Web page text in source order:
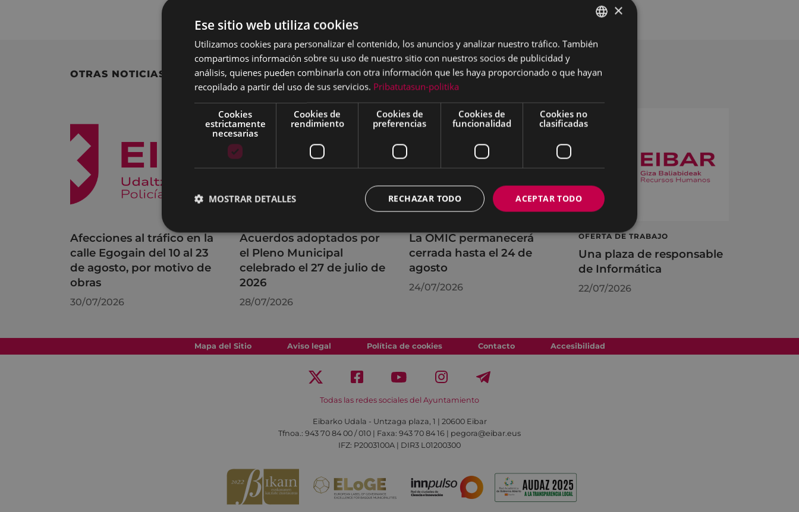
OTRAS NOTICIAS
Afecciones al tráfico en la
calle Egogain del 10 al 23
de agosto, por motivo de
obras
30/07/2026
Acuerdos adoptados por
el Pleno Municipal
celebrado el 27 de julio de
2026
28/07/2026
La OMIC permanecerá
cerrada hasta el 24 de
agosto
24/07/2026
OFERTA DE TRABAJO
Una plaza de responsable
de Informática
22/07/2026
Mapa del Sitio Aviso legal Política de cookies Contacto Accesibilidad
Todas las redes sociales del Ayuntamiento
Eibarko Udala - Untzaga plaza, 1 | 20600 Eibar
Tfnoa.: 943 70 84 00 / 010 | Faxa: 943 70 84 16 | pegora@eibar.eus
IFZ: P2003100A | DIR3 L01200300
BASQUE
×
Ese sitio web utiliza cookies
Utilizamos cookies para personalizar el contenido, los anuncios y analizar nuestro tráfico. También
compartimos información sobre su uso de nuestro sitio con nuestros socios de publicidad y
análisis, quienes pueden combinarla con otra información que les haya proporcionado o que hayan
recopilado a partir del uso de sus servicios. Pribatutasun-politika
Cookies
estrictamente
necesarias
Cookies de
rendimiento
Cookies de
preferencias
Cookies de
funcionalidad
Cookies no
clasificadas
ACEPTAR TODO
RECHAZAR TODO
MOSTRAR DETALLES